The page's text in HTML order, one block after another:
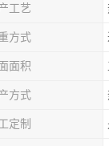
工艺
方式
面积
方式
定制